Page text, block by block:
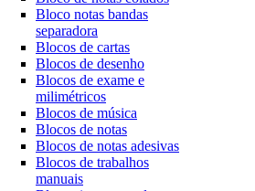
Bloco notas bandas
separadora
Blocos de cartas
Blocos de desenho
Blocos de exame e
milimétricos
Blocos de música
Blocos de notas
Blocos de notas adesivas
Blocos de trabalhos
manuais